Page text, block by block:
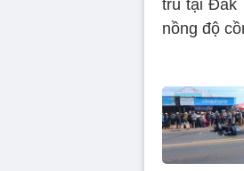
trú tại Đắk
nồng độ